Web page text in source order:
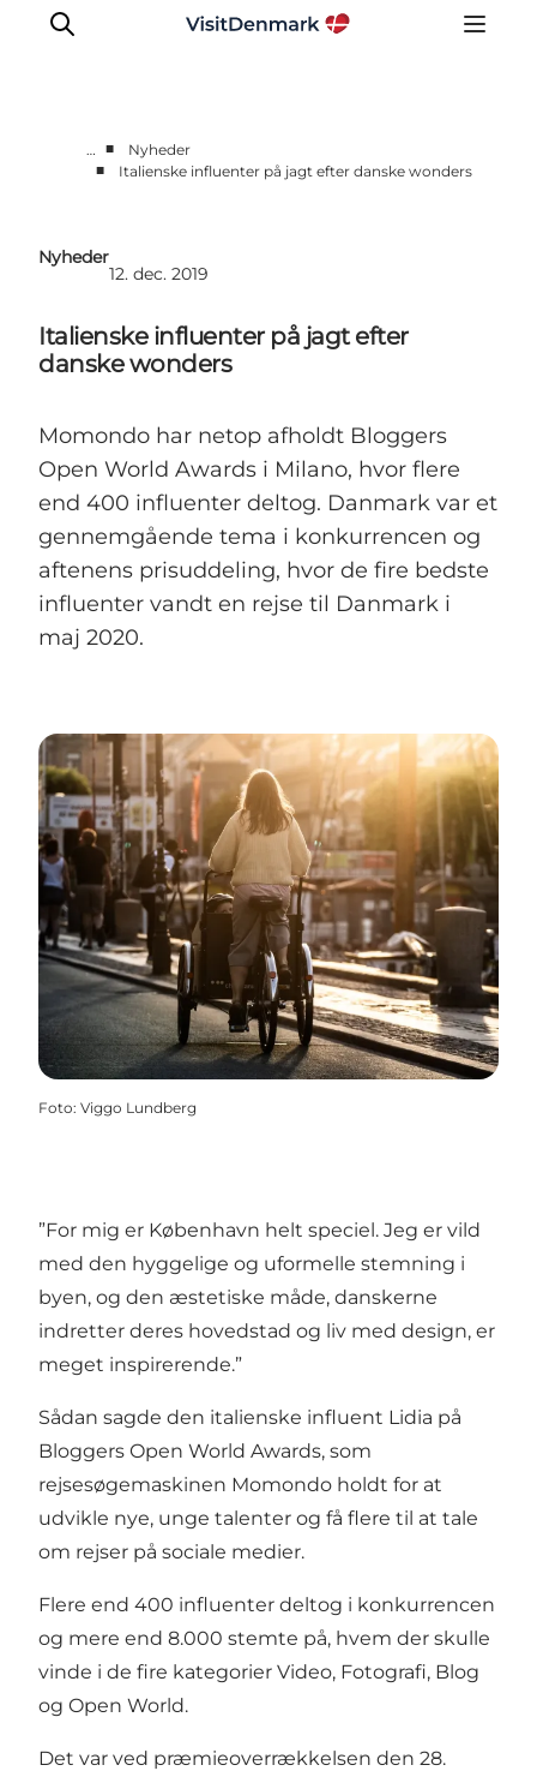
Videncenter
Brandmanual
Markeder
… ■
Nyheder
■
Italienske influenter på jagt efter danske wonders
Nyheder
12. dec. 2019
Italienske influenter på jagt efter
danske wonders
Momondo har netop afholdt Bloggers
Open World Awards i Milano, hvor flere
end 400 influenter deltog. Danmark var et
gennemgående tema i konkurrencen og
aftenens prisuddeling, hvor de fire bedste
influenter vandt en rejse til Danmark i
maj 2020.
Foto: Viggo Lundberg
”For mig er København helt speciel. Jeg er vild
med den hyggelige og uformelle stemning i
byen, og den æstetiske måde, danskerne
indretter deres hovedstad og liv med design, er
meget inspirerende.”
Sådan sagde den italienske influent Lidia på
Bloggers Open World Awards, som
rejsesøgemaskinen Momondo holdt for at
udvikle nye, unge talenter og få flere til at tale
om rejser på sociale medier.
Flere end 400 influenter deltog i konkurrencen
og mere end 8.000 stemte på, hvem der skulle
vinde i de fire kategorier Video, Fotografi, Blog
og Open World.
Det var ved præmieoverrækkelsen den 28.